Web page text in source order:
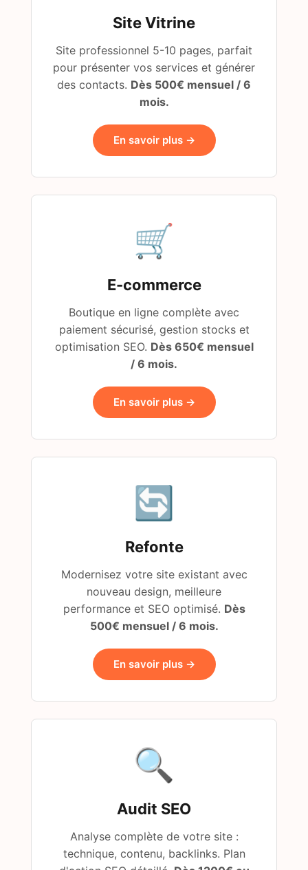
Site Vitrine
Site professionnel 5-10 pages, parfait
pour présenter vos services et générer
des contacts. Dès 500€ mensuel / 6
mois.
En savoir plus →
🛒
E-commerce
Boutique en ligne complète avec
paiement sécurisé, gestion stocks et
optimisation SEO. Dès 650€ mensuel
/ 6 mois.
En savoir plus →
🔄
Refonte
Modernisez votre site existant avec
nouveau design, meilleure
performance et SEO optimisé. Dès
500€ mensuel / 6 mois.
En savoir plus →
🔍
Audit SEO
Analyse complète de votre site :
technique, contenu, backlinks. Plan